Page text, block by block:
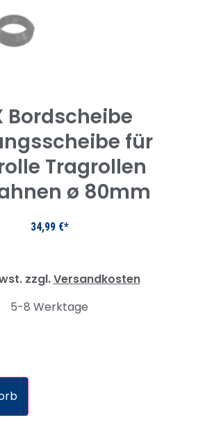
Bordscheibe
für
Tragrollen
ø 80mm
34,99 €
zzgl.Versandkosten
5-8 Werktage